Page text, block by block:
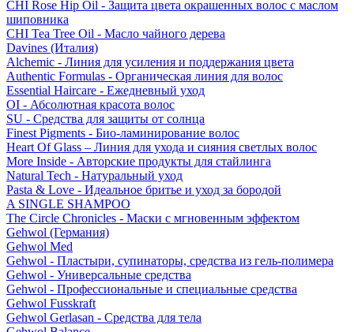
CHI Rose Hip Oil - Защита цвета окрашенных волос с маслом
шиповника
CHI Tea Tree Oil - Масло чайного дерева
Davines (Италия)
Alchemic - Линия для усиления и поддержания цвета
Authentic Formulas - Органическая линия для волос
Essential Haircare - Eжедневный уход
OI - Абсолютная красота волос
SU - Средства для защиты от солнца
Finest Pigments - Био-ламинирование волос
Heart Of Glass – Линия для ухода и сияния светлых волос
More Inside - Авторские продукты для стайлинга
Natural Tech - Натуральный уход
Pasta & Love - Идеальное бритье и уход за бородой
A SINGLE SHAMPOO
The Circle Chronicles - Маски с мгновенным эффектом
Gehwol (Германия)
Gehwol Med
Gehwol - Пластыри, супинаторы, средства из гель-полимера
Gehwol - Универсальные средства
Gehwol - Профессиональные и специальные средства
Gehwol Fusskraft
Gehwol Gerlasan - Средства для тела